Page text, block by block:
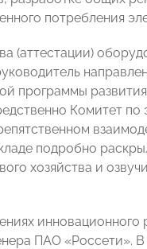
потребления
(аттестации)
программы
Комитет по
подробно
хозяйства и
ПАО «Россети».